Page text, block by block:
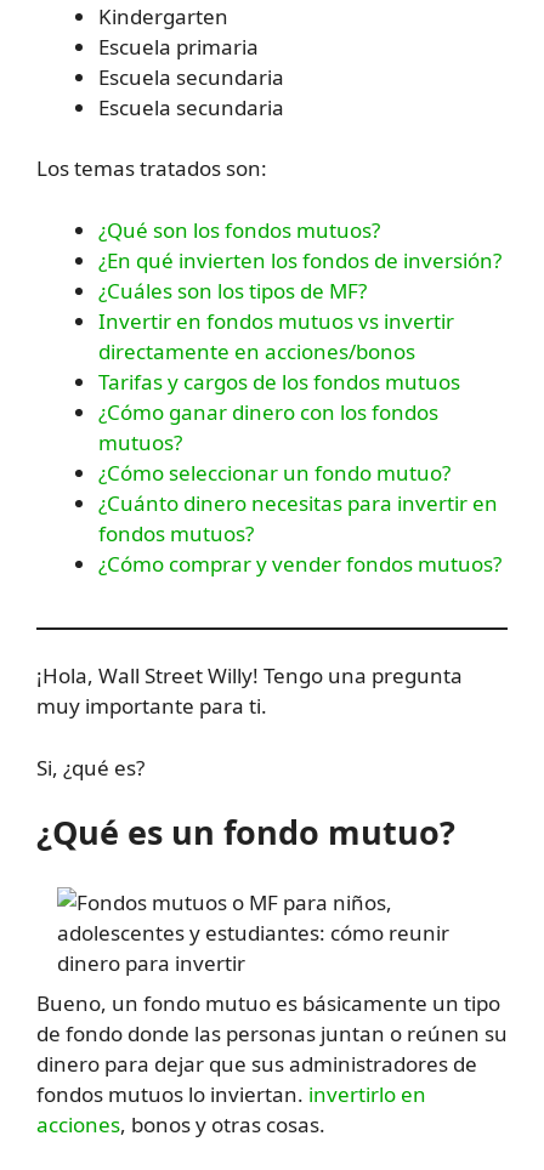
Kindergarten
Escuela primaria
Escuela secundaria
Escuela secundaria
Los temas tratados son:
¿Qué son los fondos mutuos?
¿En qué invierten los fondos de inversión?
¿Cuáles son los tipos de MF?
Invertir en fondos mutuos vs invertir
directamente en acciones/bonos
Tarifas y cargos de los fondos mutuos
¿Cómo ganar dinero con los fondos
mutuos?
¿Cómo seleccionar un fondo mutuo?
¿Cuánto dinero necesitas para invertir en
fondos mutuos?
¿Cómo comprar y vender fondos mutuos?
¡Hola, Wall Street Willy! Tengo una pregunta
muy importante para ti.
Si, ¿qué es?
¿Qué es un fondo mutuo?
Bueno, un fondo mutuo es básicamente un tipo
de fondo donde las personas juntan o reúnen su
dinero para dejar que sus administradores de
fondos mutuos lo inviertan. invertirlo en
acciones, bonos y otras cosas.